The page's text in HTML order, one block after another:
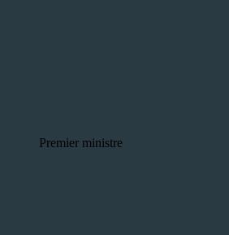
Premier ministre